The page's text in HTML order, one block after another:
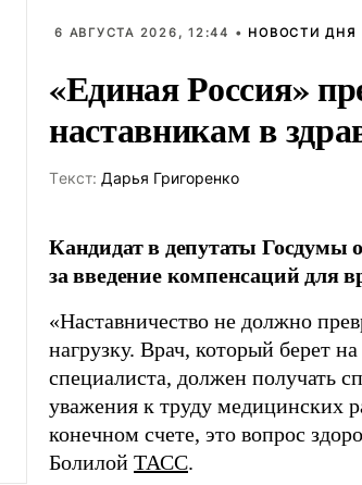
6 АВГУСТА 2026, 12:44 • НОВОСТИ ДНЯ
«Единая Россия»
наставникам в
Tекст: Дарья Григоренко
Кандидат в депутаты
за введение компенсаций для
«Наставничество не должно
нагрузку. Врач, который берет
специалиста, должен получать
уважения к труду медицинских
конечном счете, это вопрос
Болилой ТАСС.